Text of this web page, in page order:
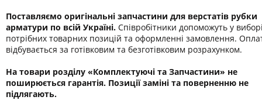
Поставляємо оригінальні запчастини для верстатів рубки
арматури по всій Україні. Співробітники допоможуть у
потрібних товарних позицій та оформленні замовлення.
відбувається за готівковим та безготівковим розрахунком.
На товари розділу «Комплектуючі та Запчастини» не
поширюється гарантія. Позиції заміні та поверненню не
підлягають.